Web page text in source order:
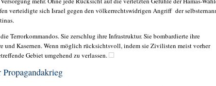
verteidigte sich Israel gegen den völkerrechtswidrigen Angriff der
Terrorkommandos. Sie zerschlug ihre Infrastruktur. Sie bombardierte ihre
und Kasernen. Wenn möglich rücksichtsvoll, indem sie Zivilisten meist vorher
Gebiet umgehend zu verlassen.
Propagandakrieg